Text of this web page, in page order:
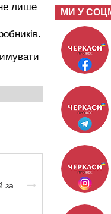
лише
за
МИ У